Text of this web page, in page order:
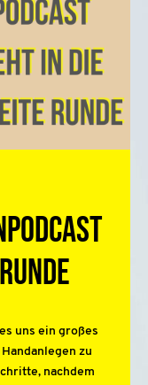
uns ein großes
zu
nachdem